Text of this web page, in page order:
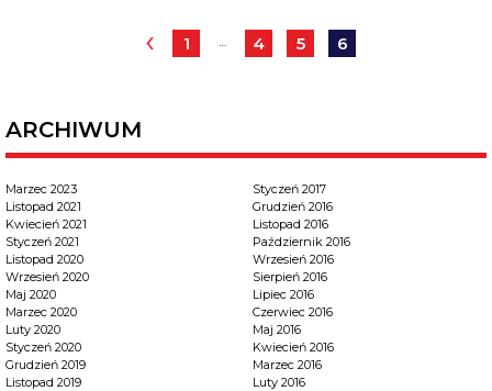
‹ 1 … 4 5 6
ARCHIWUM
Marzec 2023
Listopad 2021
Kwiecień 2021
Styczeń 2021
Listopad 2020
Wrzesień 2020
Maj 2020
Marzec 2020
Luty 2020
Styczeń 2020
Grudzień 2019
Listopad 2019
Styczeń 2017
Grudzień 2016
Listopad 2016
Październik 2016
Wrzesień 2016
Sierpień 2016
Lipiec 2016
Czerwiec 2016
Maj 2016
Kwiecień 2016
Marzec 2016
Luty 2016